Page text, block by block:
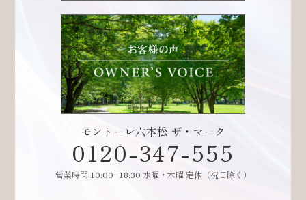
モントーレ六本松 ザ・マーク
0120-347-555
営業時間 10:00–18:30 水曜・木曜 定休（祝日除く）